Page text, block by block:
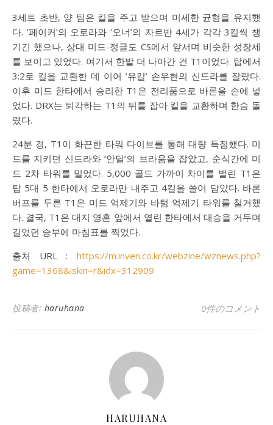
3세트 초반, 양 팀은 킬을 주고 받으며 미세한 균형을 유지했
다. ‘페이커’의 오로라와 ‘오너’의 자르반 4세가 각각 3킬씩 챙
기긴 했으나, 상대 미드-정글도 CS에서 앞서며 비슷한 성장세
를 보이고 있었다. 여기서 한발 더 나아간 건 T1이었다. 탑에서
3:2로 킬을 교환한 데 이어 ‘유칼’ 손우현의 신드라를 잘랐다.
이후 미드 한타에서 승리한 T1은 전리품으로 바론을 손에 넣
었다. DRX는 퇴각하는 T1의 뒤를 잡아 킬을 교환하며 한숨 돌
렸다.
24분 경, T1이 화끈한 타워 다이브를 통해 대량 득점했다. 미
드를 지키던 신드라와 ‘안딜’의 브라움을 잡았고, 순식간에 미
드 2차 타워를 밀었다. 5,000 골드 가까이 차이를 벌린 T1은
탑 5대 5 한타에서 오로라만 내주고 4킬을 쓸어 담았다. 바론
버프를 두른 T1은 미드 억제기와 바텀 억제기 타워를 철거했
다. 결국, T1은 대지 영혼 앞에서 열린 한타에서 대승을 거두며
길었던 승부에 마침표를 찍었다.
출처 URL : https://m.inven.co.kr/webzine/wznews.php?
game=1368&iskin=r&idx=312909
投稿者: haruhana 0件のコメント
HARUHANA